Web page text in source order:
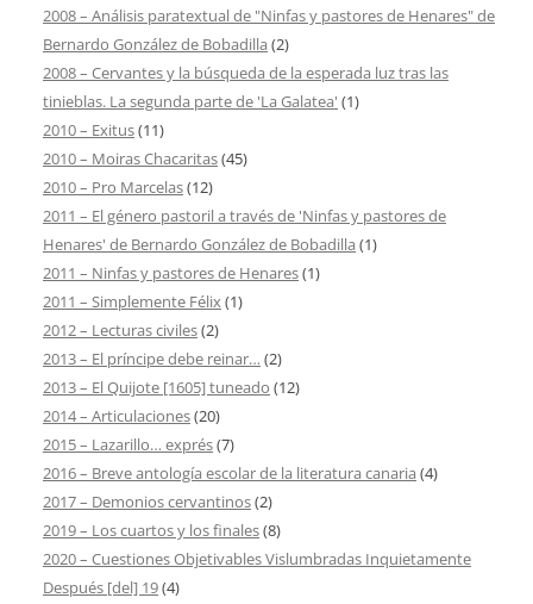
2008 – Análisis paratextual de "Ninfas y pastores de Henares" de
Bernardo González de Bobadilla (2)
2008 – Cervantes y la búsqueda de la esperada luz tras las
tinieblas. La segunda parte de 'La Galatea' (1)
2010 – Exitus(11)
2010 – Moiras Chacaritas(45)
2010 – Pro Marcelas(12)
2011 – El género pastoril a través de 'Ninfas y pastores de
Henares' de Bernardo González de Bobadilla (1)
2011 – Ninfas y pastores de Henares(1)
2011 – Simplemente Félix(1)
2012 – Lecturas civiles(2)
2013 – El príncipe debe reinar… (2)
2013 – El Quijote [1605] tuneado (12)
2014 – Articulaciones(20)
2015 – Lazarillo… exprés(7)
2016 – Breve antología escolar de la literatura canaria (4)
2017 – Demonios cervantinos(2)
2019 – Los cuartos y los finales(8)
2020 – Cuestiones Objetivables Vislumbradas Inquietamente
Después [del] 19(4)